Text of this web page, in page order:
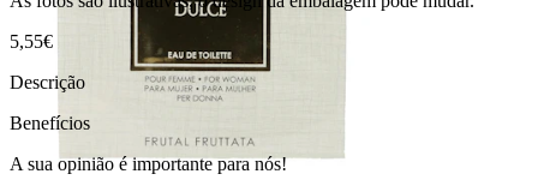
5,55€
Descrição
Benefícios
A sua opinião é importante para nós!